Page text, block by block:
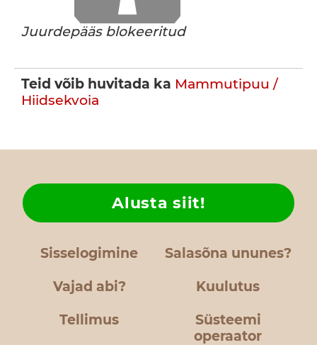
Juurdepääs blokeeritud
Teid võib huvitada ka Mammutipuu /
Hiidsekvoia
Sisselogimine Salasõna ununes?
Vajad abi?
Alusta siit!
Kuulutus
Tellimus
Süsteemi
operaator